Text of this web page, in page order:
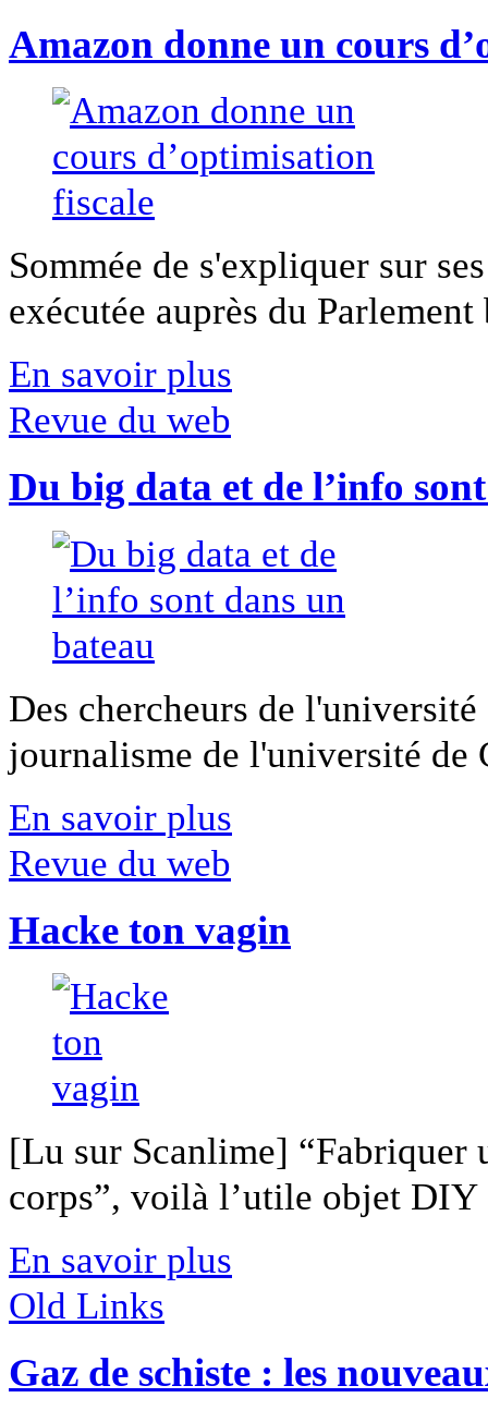
Amazon donne un cours
Sommée de s'expliquer sur
exécutée auprès du
En savoir plus
Revue du web
Du big data et de l’info
Des chercheurs de
journalisme de l'université
En savoir plus
Revue du web
Hacke ton vagin
[Lu sur Scanlime] “Fabriquer
corps”, voilà l’utile objet
En savoir plus
Old Links
Gaz de schiste : les